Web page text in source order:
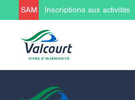
SAM Inscriptions aux activités